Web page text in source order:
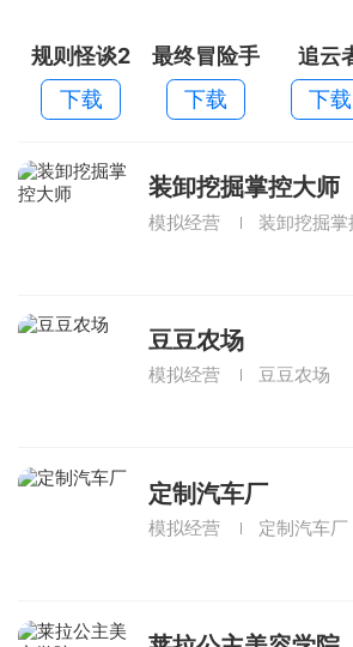
规则怪谈2
下载
最终冒险手
游果盘版
下载
追云
下载
装卸挖掘掌控大师
模拟经营 装卸挖掘掌
豆豆农场
模拟经营 豆豆农场
定制汽车厂
模拟经营 定制汽车厂